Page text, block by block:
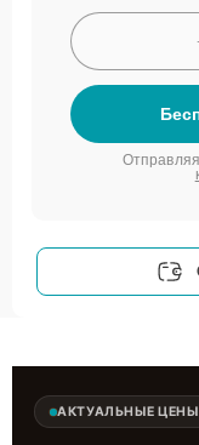
АКТУАЛЬНЫЕ ЦЕНЫ